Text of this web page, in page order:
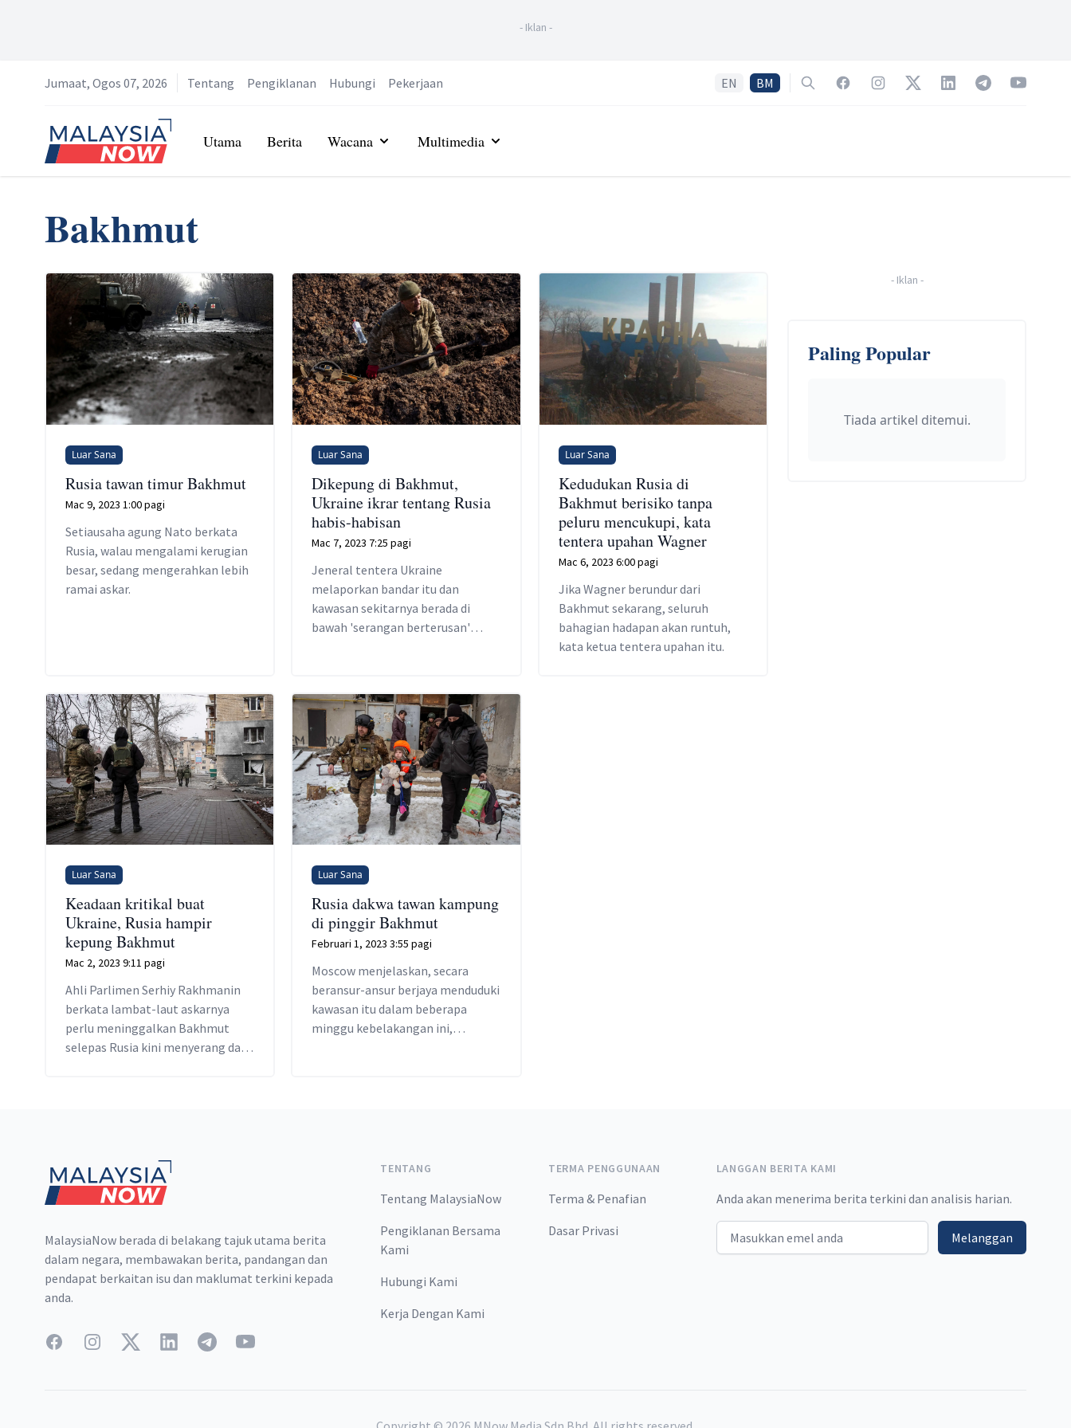
- Iklan -
Jumaat, Ogos 07, 2026 Tentang Pengiklanan Hubungi Pekerjaan EN BM SearchFacebookInstagramTwitterLinkedInTelegramYouTube
Home
Utama Berita Wacana Multimedia
Bakhmut
Luar Sana
Rusia tawan timur Bakhmut
Mac 9, 2023 1:00 pagi
Setiausaha agung Nato berkata
Rusia, walau mengalami kerugian
besar, sedang mengerahkan lebih
ramai askar.
Luar Sana
Dikepung di Bakhmut,
Ukraine ikrar tentang Rusia
habis-habisan
Mac 7, 2023 7:25 pagi
Jeneral tentera Ukraine
melaporkan bandar itu dan
kawasan sekitarnya berada di
bawah 'serangan berterusan'
Luar Sana
Kedudukan Rusia di
Bakhmut berisiko tanpa
peluru mencukupi, kata
tentera upahan Wagner
Mac 6, 2023 6:00 pagi
Jika Wagner berundur dari
Bakhmut sekarang, seluruh
bahagian hadapan akan runtuh,
kata ketua tentera upahan itu.
Luar Sana
Keadaan kritikal buat
Ukraine, Rusia hampir
kepung Bakhmut
Mac 2, 2023 9:11 pagi
Ahli Parlimen Serhiy Rakhmanin
berkata lambat-laut askarnya
perlu meninggalkan Bakhmut
selepas Rusia kini menyerang dari
Luar Sana
Rusia dakwa tawan kampung
di pinggir Bakhmut
Februari 1, 2023 3:55 pagi
Moscow menjelaskan, secara
beransur-ansur berjaya menduduki
kawasan itu dalam beberapa
minggu kebelakangan ini,
- Iklan -
Paling Popular
Tiada artikel ditemui.
MalaysiaNow berada di belakang tajuk utama berita
dalam negara, membawakan berita, pandangan dan
pendapat berkaitan isu dan maklumat terkini kepada
anda.
FacebookInstagramTwitterLinkedInTelegramYouTube
TENTANG
Tentang MalaysiaNow
Pengiklanan Bersama
Kami
Hubungi Kami
Kerja Dengan Kami
TERMA PENGGUNAAN
Terma & Penafian
Dasar Privasi
LANGGAN BERITA KAMI
Anda akan menerima berita terkini dan analisis harian.
Email address Melanggan